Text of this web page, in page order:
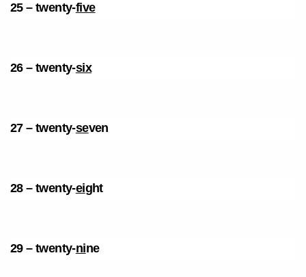
25 – twenty-five
26 – twenty-six
27 – twenty-seven
28 – twenty-eight
29 – twenty-nine